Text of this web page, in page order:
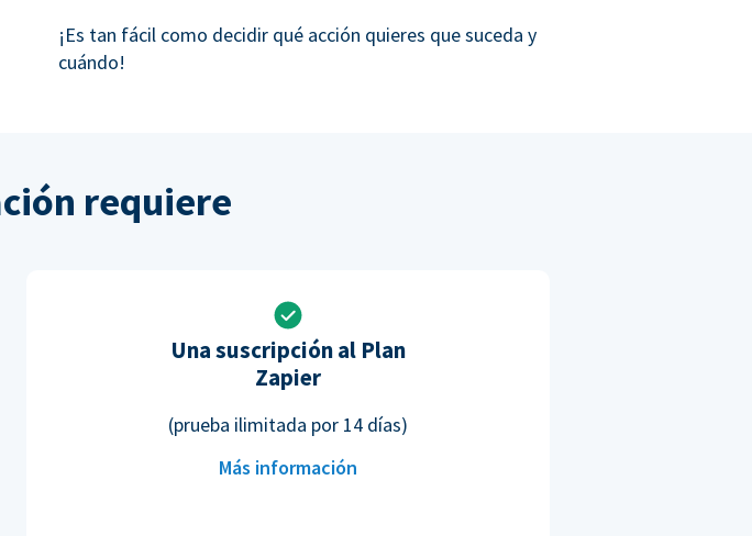
¡Es tan fácil como decidir qué acción quieres que suceda y
cuándo!
requiere
Una suscripción al Plan
Zapier
(prueba ilimitada por 14 días)
Más información